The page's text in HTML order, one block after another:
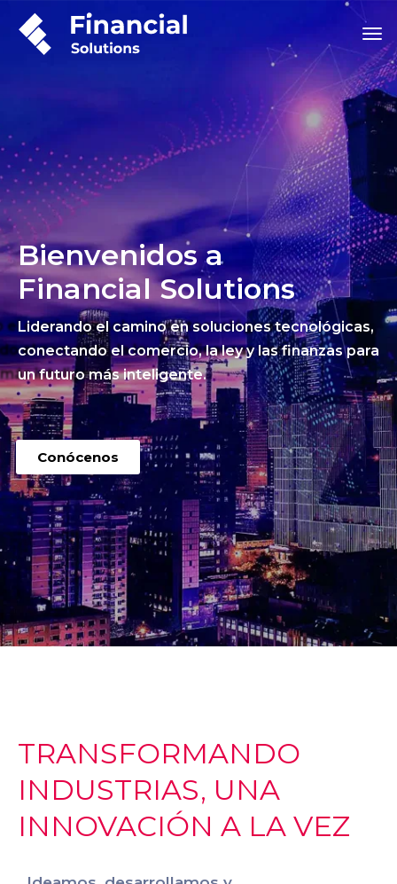
Bienvenidos a
Financial Solutions
Liderando el camino en soluciones tecnológicas,
conectando el comercio, la ley y las finanzas para
un futuro más inteligente.
Conócenos
TRANSFORMANDO
INDUSTRIAS, UNA
INNOVACIÓN A LA VEZ